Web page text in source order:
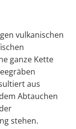
vulkanischen
ganze Kette
aus
Abtauchen
stehen.